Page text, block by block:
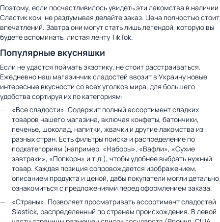
Поэтому, если посчастливилось увидеть эти лакомства в наличии
Сластик ком, не раздумывая делайте заказ. Цена полностью стоит
впечатлений. Завтра они могут стать лишь легендой, которую вы
будете вспоминать, листая ленту TikTok.
Популярные вкусняшки
Если не удастся поймать экзотику, не стоит расстраиваться.
Ежедневно наш магазинчик сладостей ввозит в Украину новые
интересные вкусности со всех уголков мира, для большего
удобства сортируя их по категориям:
«Все сладости». Содержит полный ассортимент сладких
товаров нашего магазина, включая конфеты, батончики,
печенье, шоколад, напитки, жвачки и другие лакомства из
разных стран. Есть фильтры поиска и распределение по
подкатегориям (например, «Наборы», «Вафли», «Сухие
завтраки», «Попкорн» и т.д.), чтобы удобнее выбрать нужный
товар. Каждая позиция сопровождается изображением,
описанием продукта и ценой, дабы покупатели могли детально
ознакомиться с предложениями перед оформлением заказа.
«Страны». Позволяет просматривать ассортимент сладостей
Slastick, распределенный по странам происхождения. В левой